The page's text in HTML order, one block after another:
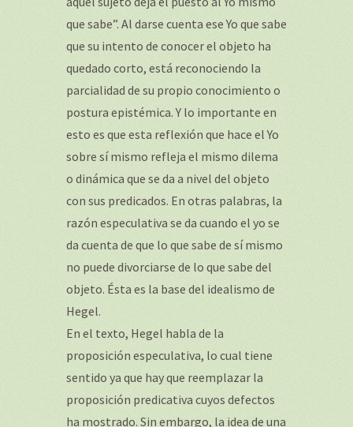
que sabe”. Al darse cuenta ese Yo que sabe
que su intento de conocer el objeto ha
quedado corto, está reconociendo la
parcialidad de su propio conocimiento o
postura epistémica. Y lo importante en
esto es que esta reflexión que hace el Yo
sobre sí mismo refleja el mismo dilema
o dinámica que se da a nivel del objeto
con sus predicados. En otras palabras, la
razón especulativa se da cuando el yo se
da cuenta de que lo que sabe de sí mismo
no puede divorciarse de lo que sabe del
objeto. Ésta es la base del idealismo de
Hegel.
En el texto, Hegel habla de la
proposición especulativa, lo cual tiene
sentido ya que hay que reemplazar la
proposición predicativa cuyos defectos
ha mostrado. Sin embargo, la idea de una